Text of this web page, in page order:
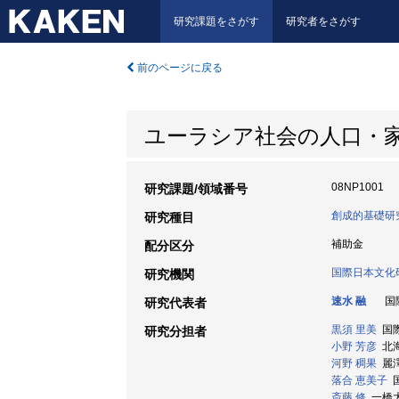
研究課題をさがす 研究者をさがす
前のページに戻る
ユーラシア社会の人口・
研究課題/領域番号 08NP1001
研究種目 創成的基礎研
配分区分 補助金
研究機関 国際日本文
研究代表者 速水 融 国
研究分担者 黒須 里美 国
小野 芳彦 北
河野 稠果 麗
落合 恵美子